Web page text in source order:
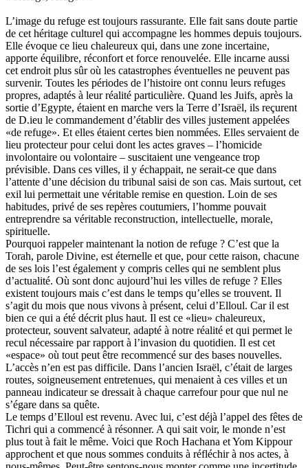
L’image du refuge est toujours rassurante. Elle fait sans doute partie
de cet héritage culturel qui accompagne les hommes depuis toujours.
Elle évoque ce lieu chaleureux qui, dans une zone incertaine,
apporte équilibre, réconfort et force renouvelée. Elle incarne aussi
cet endroit plus sûr où les catastrophes éventuelles ne peuvent pas
survenir. Toutes les périodes de l’histoire ont connu leurs refuges
propres, adaptés à leur réalité particulière. Quand les Juifs, après la
sortie d’Egypte, étaient en marche vers la Terre d’Israël, ils reçurent
de D.ieu le commandement d’établir des villes justement appelées
«de refuge». Et elles étaient certes bien nommées. Elles servaient de
lieu protecteur pour celui dont les actes graves – l’homicide
involontaire ou volontaire – suscitaient une vengeance trop
prévisible. Dans ces villes, il y échappait, ne serait-ce que dans
l’attente d’une décision du tribunal saisi de son cas. Mais surtout, cet
exil lui permettait une véritable remise en question. Loin de ses
habitudes, privé de ses repères coutumiers, l’homme pouvait
entreprendre sa véritable reconstruction, intellectuelle, morale,
spirituelle.
Pourquoi rappeler maintenant la notion de refuge ? C’est que la
Torah, parole Divine, est éternelle et que, pour cette raison, chacune
de ses lois l’est également y compris celles qui ne semblent plus
d’actualité. Où sont donc aujourd’hui les villes de refuge ? Elles
existent toujours mais c’est dans le temps qu’elles se trouvent. Il
s’agit du mois que nous vivons à présent, celui d’Elloul. Car il est
bien ce qui a été décrit plus haut. Il est ce «lieu» chaleureux,
protecteur, souvent salvateur, adapté à notre réalité et qui permet le
recul nécessaire par rapport à l’invasion du quotidien. Il est cet
«espace» où tout peut être recommencé sur des bases nouvelles.
L’accès n’en est pas difficile. Dans l’ancien Israël, c’était de larges
routes, soigneusement entretenues, qui menaient à ces villes et un
panneau indicateur se dressait à chaque carrefour pour que nul ne
s’égare dans sa quête.
Le temps d’Elloul est revenu. Avec lui, c’est déjà l’appel des fêtes de
Tichri qui a commencé à résonner. A qui sait voir, le monde n’est
plus tout à fait le même. Voici que Roch Hachana et Yom Kippour
approchent et que nous sommes conduits à réfléchir à nos actes, à